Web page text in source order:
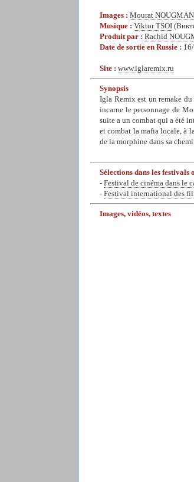
Images : Mourat
Musique : Viktor TSOI
Produit par : Rachid
Date de sortie en Russie :
Site : www.iglaremix.ru
Synopsis
Igla Remix est un remake
incarne le personnage de
suite a un combat qui a été
et combat la mafia locale, à
de la morphine dans sa
Sélections dans les festivals
- Festival de cinéma dans le
- Festival international des
Images, vidéos, textes